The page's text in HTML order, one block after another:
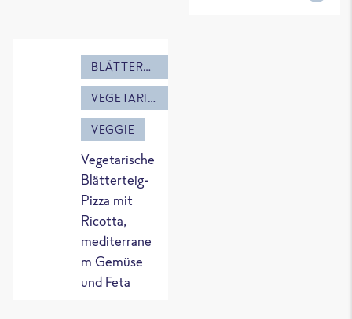
BLÄTTERTEIG
VEGETARISCH
VEGGIE
Vegetarische
Blätterteig-
Pizza mit
Ricotta,
mediterrane
m Gemüse
und Feta